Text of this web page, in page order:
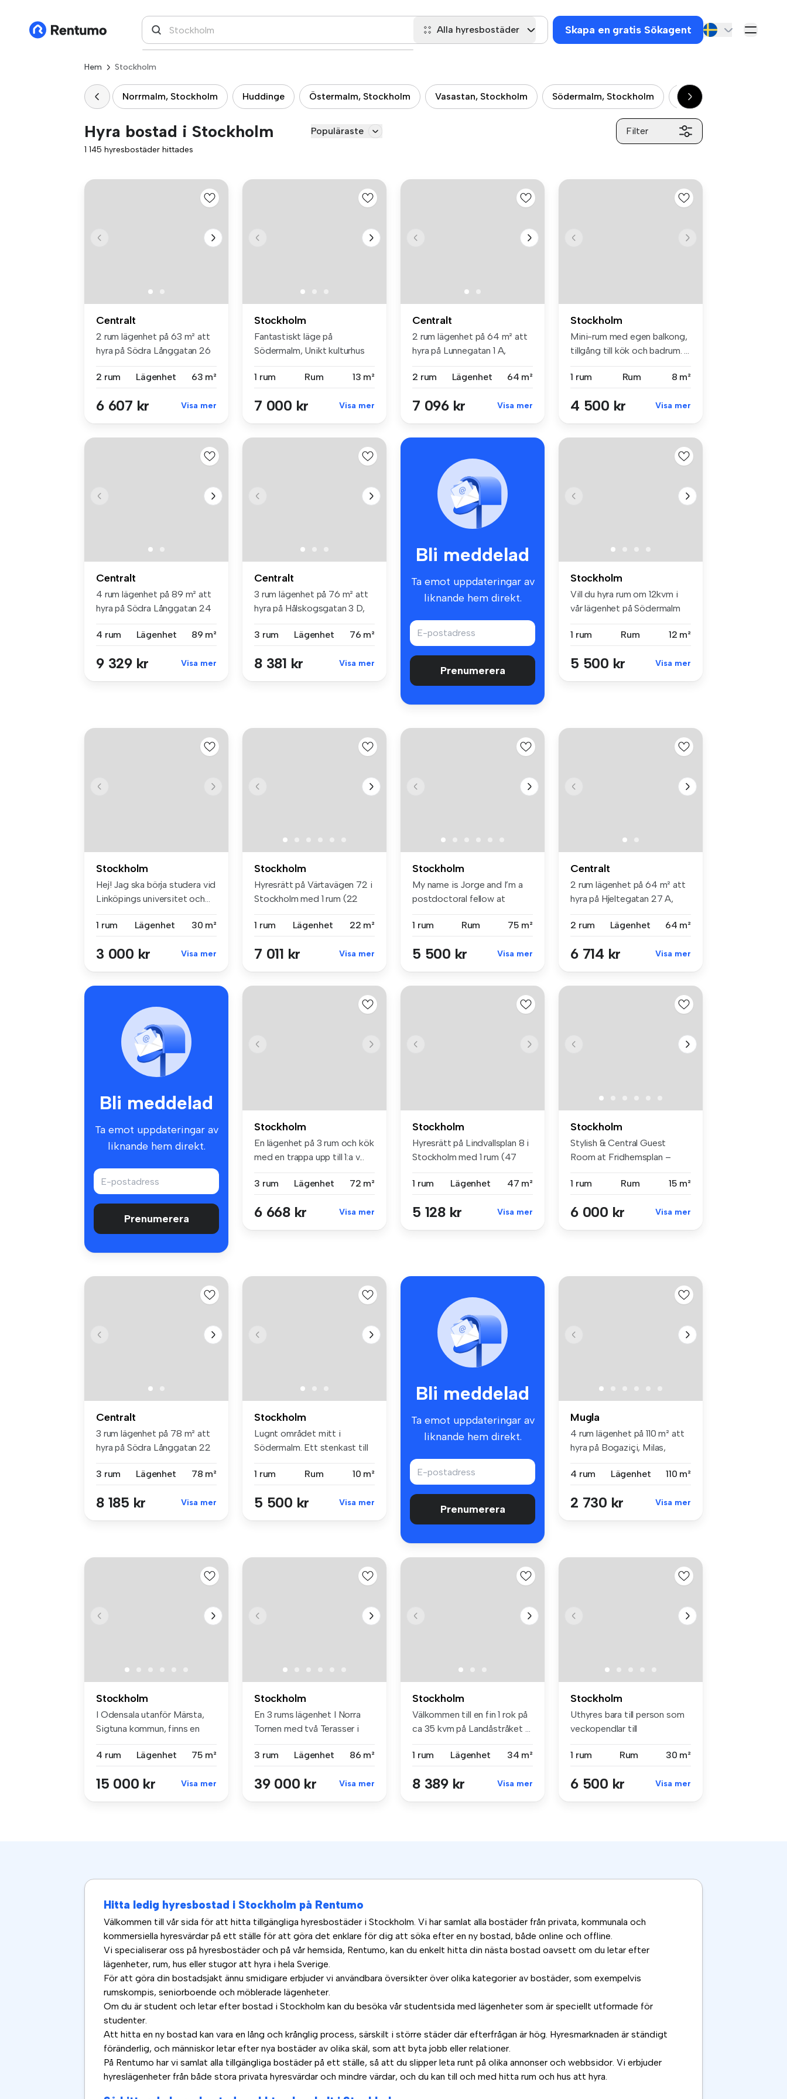
Alla hyresbostäder Skapa en gratis Sökagent
Hem Stockholm
Norrmalm, Stockholm Huddinge Östermalm, Stockholm Vasastan, Stockholm Södermalm, Stockholm Kungsholmen,
Hyra bostad i Stockholm Populäraste Filter
1 145 hyresbostäder hittades
Centralt
2 rum lägenhet på 63 m² att
hyra på Södra Långgatan 26
2 rum
Lägenhet 63 m²
6 607 kr Visa mer
Stockholm
Fantastiskt läge på
Södermalm, Unikt kulturhus
1 rum
Rum 13 m²
7 000 kr Visa mer
Centralt
2 rum lägenhet på 64 m² att
hyra på Lunnegatan 1 A,
2 rum
Lägenhet 64 m²
7 096 kr Visa mer
Stockholm
Mini-rum med egen balkong,
tillgång till kök och badrum. ...
1 rum Rum 8 m²
4 500 kr Visa mer
Centralt
4 rum lägenhet på 89 m² att
hyra på Södra Långgatan 24
4 rum
Lägenhet 89 m²
9 329 kr Visa mer
Centralt
3 rum lägenhet på 76 m² att
hyra på Hålskogsgatan 3 D,
3 rum
Lägenhet 76 m²
8 381 kr Visa mer
Bli meddelad
Ta emot uppdateringar av
liknande hem direkt.
Prenumerera
Stockholm
Vill du hyra rum om 12kvm i
vår lägenhet på Södermalm
1 rum
Rum 12 m²
5 500 kr Visa mer
Stockholm
Hej! Jag ska börja studera vid
Linköpings universitet och...
1 rum Lägenhet 30 m²
3 000 kr Visa mer
Stockholm
Hyresrätt på Värtavägen 72 i
Stockholm med 1 rum (22
1 rum
Lägenhet 22 m²
7 011 kr Visa mer
Stockholm
My name is Jorge and I’m a
postdoctoral fellow at
1 rum
Rum 75 m²
5 500 kr Visa mer
Centralt
2 rum lägenhet på 64 m² att
hyra på Hjeltegatan 27 A,
2 rum
Lägenhet 64 m²
6 714 kr Visa mer
Bli meddelad
Ta emot uppdateringar av
liknande hem direkt.
Prenumerera
Stockholm
En lägenhet på 3 rum och kök
med en trappa upp till 1:a v...
3 rum Lägenhet 72 m²
6 668 kr Visa mer
Stockholm
Hyresrätt på Lindvallsplan 8 i
Stockholm med 1 rum (47
1 rum
Lägenhet 47 m²
5 128 kr Visa mer
Stockholm
Stylish & Central Guest
Room at Fridhemsplan –
1 rum
Rum 15 m²
6 000 kr Visa mer
Centralt
3 rum lägenhet på 78 m² att
hyra på Södra Långgatan 22
3 rum
Lägenhet 78 m²
8 185 kr Visa mer
Stockholm
Lugnt området mitt i
Södermalm. Ett stenkast till
1 rum
Rum 10 m²
5 500 kr Visa mer
Bli meddelad
Ta emot uppdateringar av
liknande hem direkt.
Prenumerera
Mugla
4 rum lägenhet på 110 m² att
hyra på Bogaziçi, Milas,
4 rum
Lägenhet 110 m²
2 730 kr Visa mer
Stockholm
I Odensala utanför Märsta,
Sigtuna kommun, finns en
4 rum
Lägenhet 75 m²
15 000 kr Visa mer
Stockholm
En 3 rums lägenhet I Norra
Tornen med två Terasser i
3 rum
Lägenhet 86 m²
39 000 kr Visa mer
Stockholm
Välkommen till en fin 1 rok på
ca 35 kvm på Landåstråket ...
1 rum Lägenhet 34 m²
8 389 kr Visa mer
Stockholm
Uthyres bara till person som
veckopendlar till
1 rum
Rum 30 m²
6 500 kr Visa mer
Hitta ledig hyresbostad i Stockholm på Rentumo
Välkommen till vår sida för att hitta tillgängliga hyresbostäder i Stockholm. Vi har samlat alla bostäder från privata, kommunala och
kommersiella hyresvärdar på ett ställe för att göra det enklare för dig att söka efter en ny bostad, både online och offline.
Vi specialiserar oss på hyresbostäder och på vår hemsida, Rentumo, kan du enkelt hitta din nästa bostad oavsett om du letar efter
lägenheter, rum, hus eller stugor att hyra i hela Sverige.
För att göra din bostadsjakt ännu smidigare erbjuder vi användbara översikter över olika kategorier av bostäder, som exempelvis
rumskompis, seniorboende och möblerade lägenheter.
Om du är student och letar efter bostad i Stockholm kan du besöka vår studentsida med lägenheter som är speciellt utformade för
studenter.
Att hitta en ny bostad kan vara en lång och krånglig process, särskilt i större städer där efterfrågan är hög. Hyresmarknaden är ständigt
föränderlig, och människor letar efter nya bostäder av olika skäl, som att byta jobb eller relationer.
På Rentumo har vi samlat alla tillgängliga bostäder på ett ställe, så att du slipper leta runt på olika annonser och webbsidor. Vi erbjuder
hyreslägenheter från både stora privata hyresvärdar och mindre värdar, och du kan till och med hitta rum och hus att hyra.